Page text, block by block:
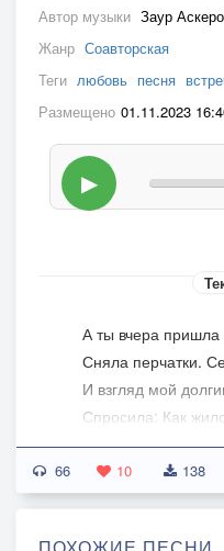
Автор музыки Заур
Жанр Соавторская
Теги любовь песня
Размещено 01.11.2023
▶
А ты вчера пришла
Сняла перчатки.
И взгляд мой
Спросила: Как
Привычно взял я в
Налил вина и
66 10 138